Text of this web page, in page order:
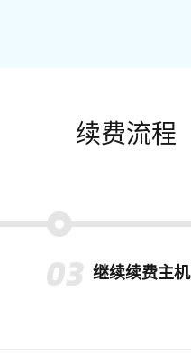
续费流程
继续续费主机